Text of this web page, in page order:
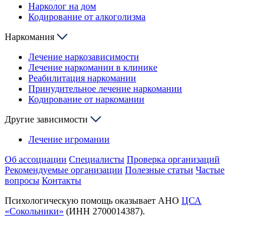
Нарколог на дом
Кодирование от алкоголизма
Наркомания
Лечение наркозависимости
Лечение наркомании в клинике
Реабилитация наркомании
Принудительное лечение наркомании
Кодирование от наркомании
Другие зависимости
Лечение игромании
Об ассоциации Специалисты Проверка организаций
Рекомендуемые организации Полезные статьи Частые
вопросы Контакты
Психологическую помощь оказывает АНО ЦСА
«Сокольники» (ИНН 2700014387).